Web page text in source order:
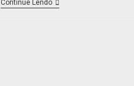
Continue Lendo